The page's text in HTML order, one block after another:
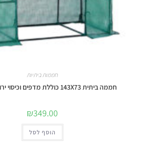
חממות ביתיות
חממה ביתית 143X73 כוללת מדפים וכיסוי ירוק דגם 1608
₪349.00
הוסף לסל